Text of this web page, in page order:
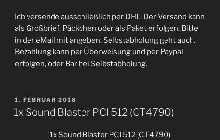
Ich versende ausschließlich per DHL. Der Versand kann
als Großbrief, Päckchen oder als Paket erfolgen. Bitte
in der eMail mit angeben. Selbstabholung geht auch.
Bezahlung kann per Überweisung und per Paypal
erfolgen, oder Bar bei Selbstabholung.
VERÖFFENTLICHT
AM
1. FEBRUAR 2018
1x Sound Blaster PCI 512 (CT4790)
1x Sound Blaster PCI 512 (CT4790)